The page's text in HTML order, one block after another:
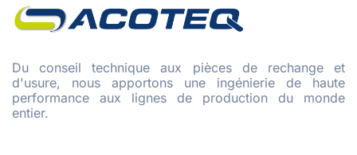
Du conseil technique aux pièces de rechange et
d'usure, nous apportons une ingénierie de haute
performance aux lignes de production du monde
entier.